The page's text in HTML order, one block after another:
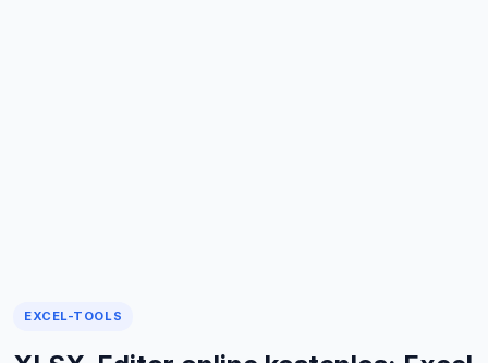
EXCEL-TOOLS